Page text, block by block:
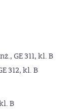
GE 311, kl. B
312, kl. B
B